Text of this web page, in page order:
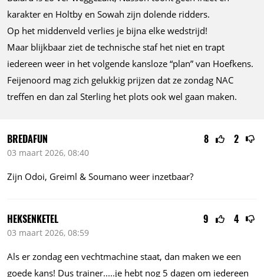
karakter en Holtby en Sowah zijn dolende ridders.
Op het middenveld verlies je bijna elke wedstrijd!
Maar blijkbaar ziet de technische staf het niet en trapt
iedereen weer in het volgende kansloze “plan” van Hoefkens.
Feijenoord mag zich gelukkig prijzen dat ze zondag NAC
treffen en dan zal Sterling het plots ook wel gaan maken.
8 2
BREDAFUN
03 maart 2026, 08:40
Zijn Odoi, Greiml & Soumano weer inzetbaar?
9 4
HEKSENKETEL
03 maart 2026, 08:59
Als er zondag een vechtmachine staat, dan maken we een
goede kans! Dus trainer.....je hebt nog 5 dagen om iedereen